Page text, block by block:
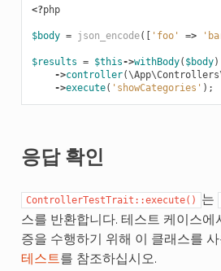
<?php
$body = json_encode([ 'foo' =>
$results = $this->withBody( $body)
->controller(
->execute( 'showCategories' );
응답 확인
ControllerTestTrait::execute() 는
스를 반환합니다. 테스트 케이스에
증을 수행하기 위해 이 클래스를
테스트를 참조하십시오.